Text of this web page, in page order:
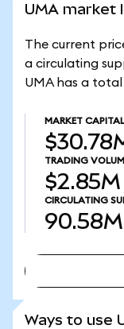
UMA market
The current
a circulating
UMA has a
MARKET
TRADING
$2.85M
CIRCULATING
90.58M
Ways to use